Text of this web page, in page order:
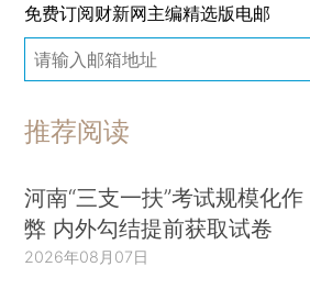
免费订阅财新网主编精选版电邮
推荐阅读
河南“三支一扶”考试规模化作
弊 内外勾结提前获取试卷
2026年08月07日